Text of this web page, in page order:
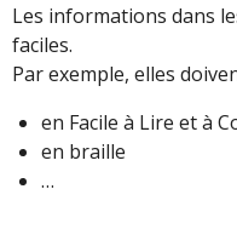
Les informations dans
faciles.
Par exemple, elles
en Facile à Lire et à
en braille
…